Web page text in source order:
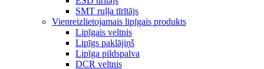
SMT ruļļa tīrītājs
Vienreizlietojamais lipīgais produkts
Lipīgais veltnis
Lipīgs paklājiņš
Lipīga pildspalva
DCR veltnis